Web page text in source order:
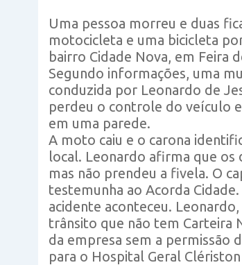
Uma pessoa morreu e duas
motocicleta e uma bicicleta
bairro Cidade Nova, em Feira
Segundo informações, uma
conduzida por Leonardo de
perdeu o controle do veículo
em uma parede.
A moto caiu e o carona
local. Leonardo afirma que os
mas não prendeu a fivela. O
testemunha ao Acorda
acidente aconteceu.
trânsito que não tem Carteira
da empresa sem a permissão
para o Hospital Geral